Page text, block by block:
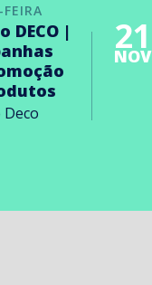
DECO |
Deco
21
NOV